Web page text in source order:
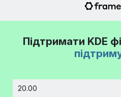
Підтримати KDE